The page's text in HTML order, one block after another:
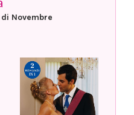
Novembre